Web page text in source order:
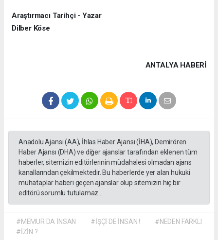
Araştırmacı Tarihçi - Yazar
Dilber Köse
ANTALYA HABERİ
Anadolu Ajansı (AA), İhlas Haber Ajansı (İHA), Demirören
Haber Ajansı (DHA) ve diğer ajanslar tarafından eklenen tüm
haberler, sitemizin editörlerinin müdahalesi olmadan ajans
kanallarından çekilmektedir. Bu haberlerde yer alan hukuki
muhataplar haberi geçen ajanslar olup sitemizin hiç bir
editörü sorumlu tutulamaz...
#MEMUR DA İNSAN #İŞÇİ DE İNSAN !
#NEDEN FARKLI
#İZİN ?